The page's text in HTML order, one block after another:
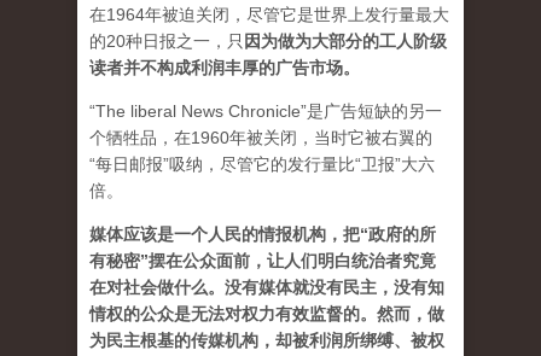
在1964年被迫关闭，尽管它是世界上发行量最大
的20种日报之一， 只 因为做为大部分的工人阶级
读者并不构成利润丰厚的广告市场。
“The liberal News Chronicle”是广告短缺的另一
个牺牲品，在1960年被关闭，当时它被右翼的
“每日邮报”吸纳，尽管它的发行量比“卫报”大六
倍。
媒体应该是一个人民的情报机构，把“政府的所
有秘密”摆在公众面前，让人们明白统治者究竟
在对社会做什么。没有媒体就没有民主，没有知
情权的公众是无法对权力有效监督的。然而，做
为民主根基的传媒机构，却被利润所绑缚、被权